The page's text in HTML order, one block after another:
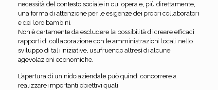
necessità del contesto sociale in cui opera e, più direttamente,
una forma di attenzione per le esigenze dei propri collaboratori
e dei loro bambini.
Non è certamente da escludere la possibilità di creare efficaci
rapporti di collaborazione con le amministrazioni locali nello
sviluppo di tali iniziative, usufruendo altresì di alcune
agevolazioni economiche.
L’apertura di un nido aziendale può quindi concorrere a
realizzare importanti obiettivi quali: